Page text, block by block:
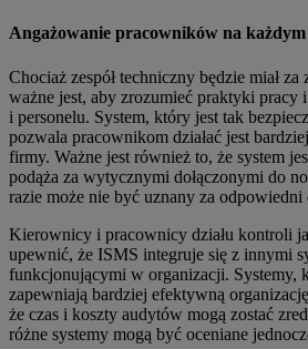
Angażowanie pracowników na każdym
Chociaż zespół techniczny będzie miał
ważne jest, aby zrozumieć praktyki pracy
i personelu. System, który jest tak
pozwala pracownikom działać jest
firmy. Ważne jest również to, że system
podąża za wytycznymi dołączonymi do
razie może nie być uznany za
Kierownicy i pracownicy działu kontroli
upewnić, że ISMS integruje się z innymi
funkcjonującymi w organizacji. Systemy,
zapewniają bardziej efektywną
że czas i koszty audytów mogą zostać
różne systemy mogą być oceniane